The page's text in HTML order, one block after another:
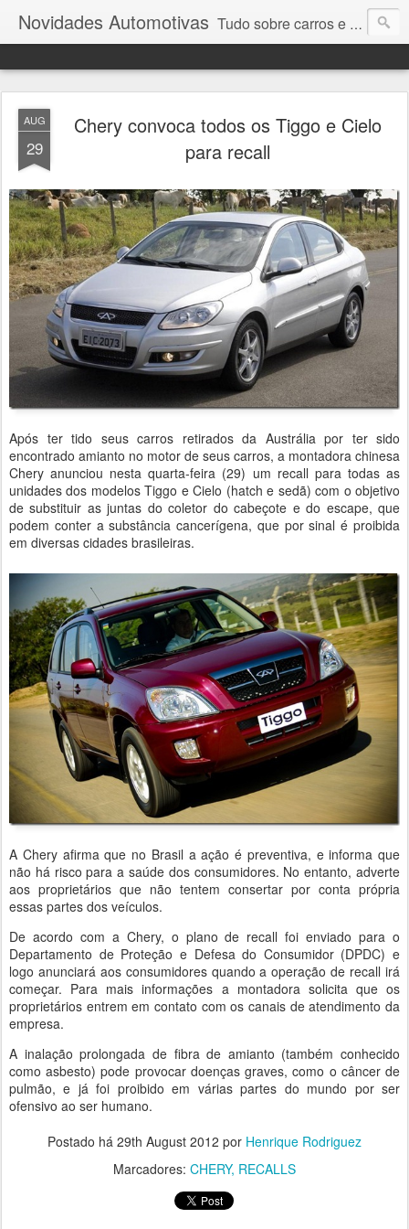
Novidades Automotivas Tudo sobre carros e motores
AUG
29
Chery convoca todos os Tiggo e Cielo
para recall
Após ter tido seus carros retirados da Austrália por ter sido
encontrado amianto no motor de seus carros, a montadora chinesa
Chery anunciou nesta quarta-feira (29) um recall para todas as
unidades dos modelos Tiggo e Cielo (hatch e sedã) com o objetivo
de substituir as juntas do coletor do cabeçote e do escape, que
podem conter a substância cancerígena, que por sinal é proibida
em diversas cidades brasileiras.
A Chery afirma que no Brasil a ação é preventiva, e informa que
não há risco para a saúde dos consumidores. No entanto, adverte
aos proprietários que não tentem consertar por conta própria
essas partes dos veículos.
De acordo com a Chery, o plano de recall foi enviado para o
Departamento de Proteção e Defesa do Consumidor (DPDC) e
logo anunciará aos consumidores quando a operação de recall irá
começar. Para mais informações a montadora solicita que os
proprietários entrem em contato com os canais de atendimento da
empresa.
A inalação prolongada de fibra de amianto (também conhecido
como asbesto) pode provocar doenças graves, como o câncer de
pulmão, e já foi proibido em várias partes do mundo por ser
ofensivo ao ser humano.
Postado há 29th August 2012 por Henrique Rodriguez
Marcadores: CHERY RECALLS